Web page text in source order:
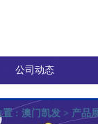
公司动态
置 : 澳门凯发 > 产品